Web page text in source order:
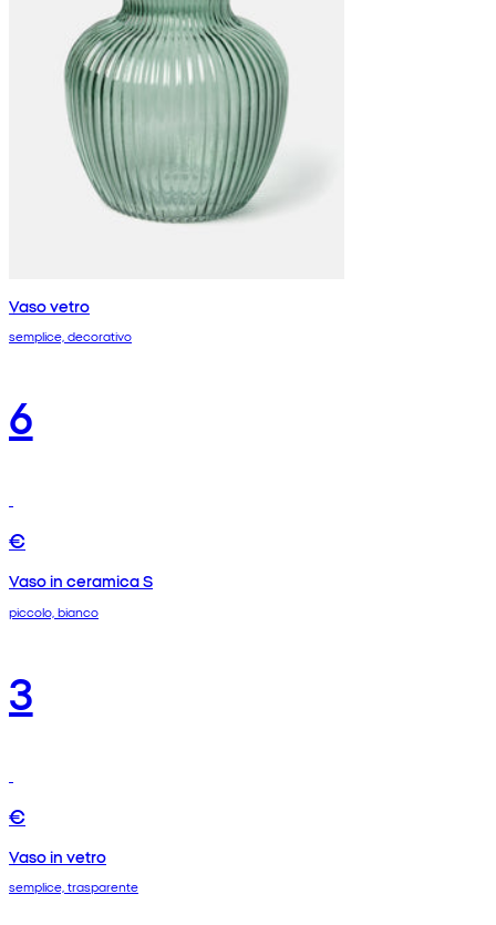
Vaso vetro
semplice, decorativo
6
€
Vaso in ceramica S
piccolo, bianco
3
€
Vaso in vetro
semplice, trasparente